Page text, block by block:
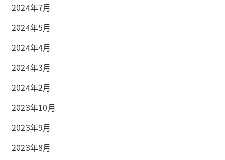
2024年7月
2024年5月
2024年4月
2024年3月
2024年2月
2023年10月
2023年9月
2023年8月